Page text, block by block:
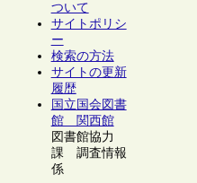
ついて
サイトポリシ
ー
検索の方法
サイトの更新
履歴
国立国会図書
館 関西館
図書館協力
課 調査情報
係